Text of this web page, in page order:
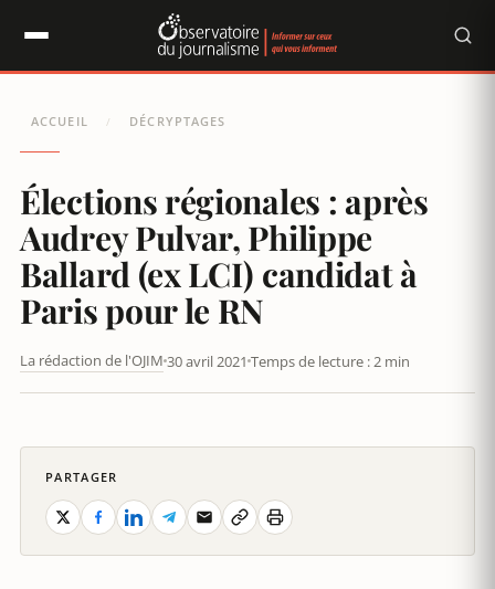
ACCUEIL / DÉCRYPTAGES
Élections régionales : après
Audrey Pulvar, Philippe
Ballard (ex LCI) candidat à
Paris pour le RN
La rédaction de l'OJIM 30 avril 2021 Temps de lecture : 2 min
PARTAGER
Panneau de gestion des cookies